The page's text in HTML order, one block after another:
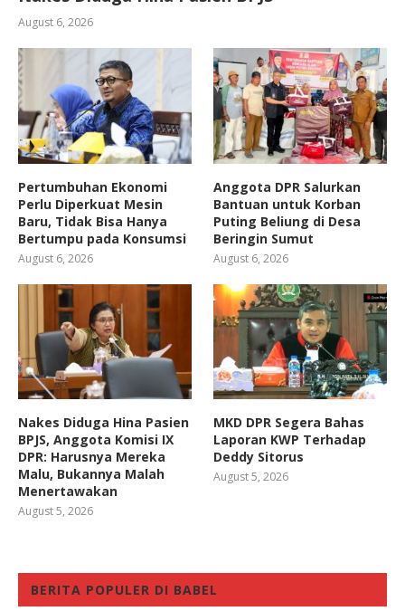
August 6, 2026
Pertumbuhan Ekonomi
Perlu Diperkuat Mesin
Baru, Tidak Bisa Hanya
Bertumpu pada Konsumsi
August 6, 2026
Anggota DPR Salurkan
Bantuan untuk Korban
Puting Beliung di Desa
Beringin Sumut
August 6, 2026
Nakes Diduga Hina Pasien
BPJS, Anggota Komisi IX
DPR: Harusnya Mereka
Malu, Bukannya Malah
Menertawakan
August 5, 2026
MKD DPR Segera Bahas
Laporan KWP Terhadap
Deddy Sitorus
August 5, 2026
BERITA POPULER DI BABEL